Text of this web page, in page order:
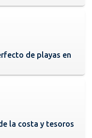
de playas en
la costa y tesoros